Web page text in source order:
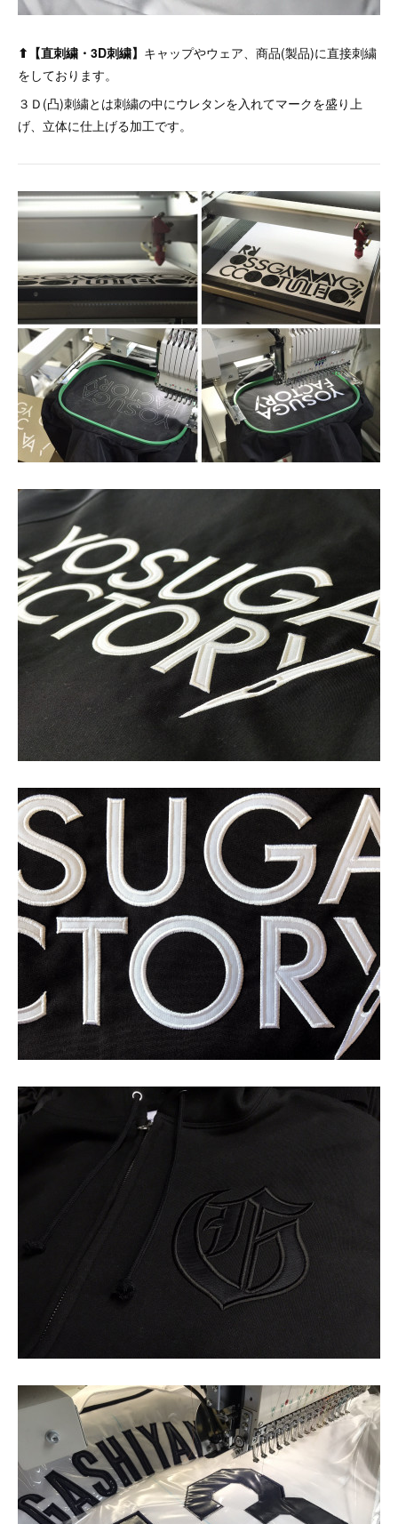
⬆︎【直刺繍・3D刺繍】 キャップやウェア、商品(製品)に直接刺繍
をしております。
３Ｄ(凸)刺繍とは刺繍の中にウレタンを入れてマークを盛り上
げ、立体に仕上げる加工です。